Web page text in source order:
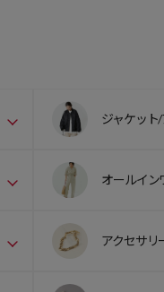
ジャケット
オールイン
アクセサリ